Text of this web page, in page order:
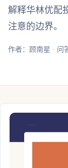
解释华林优配
注意的边界。
作者：顾南星 · 问